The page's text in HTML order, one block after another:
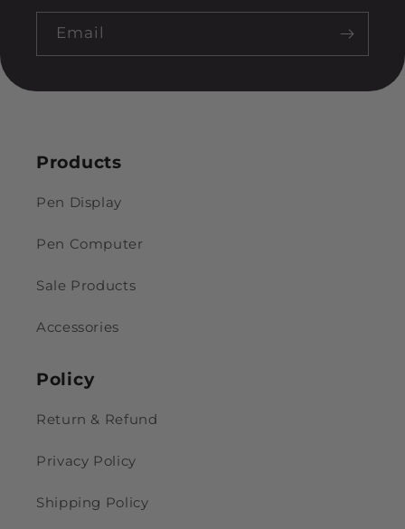
Email
Products
Pen Display
Pen Computer
Sale Products
Accessories
Policy
Return & Refund
Privacy Policy
Shipping Policy